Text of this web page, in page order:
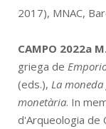
2017), MNAC,
CAMPO 2022a
griega de
(eds.), La
monetària. In
d'Arqueologia de